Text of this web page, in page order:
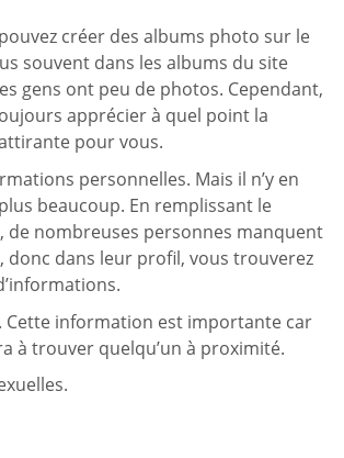
créer des albums photo sur le
souvent dans les albums du site
gens ont peu de photos. Cependant,
apprécier à quel point la
pour vous.
personnelles. Mais il n’y en
beaucoup. En remplissant le
de nombreuses personnes manquent
donc dans leur profil, vous trouverez
Cette information est importante car
à trouver quelqu’un à proximité.